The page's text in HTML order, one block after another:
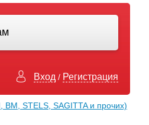
Вход / Регистрация
STELS, SAGITTA и прочих)